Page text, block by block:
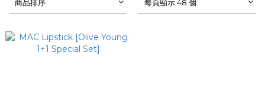
商品排序 每頁顯示 48 個